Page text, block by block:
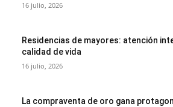
16 julio, 2026
Residencias de mayores: atención
calidad de vida
16 julio, 2026
La compraventa de oro gana